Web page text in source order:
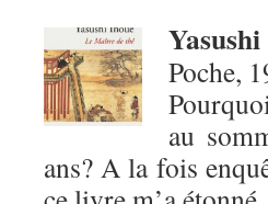
Poche,
au
ans? A la fois